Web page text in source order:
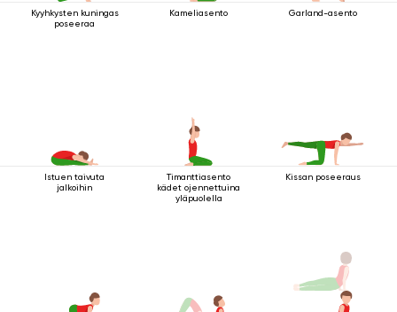
Kyyhkysten kuningas
poseeraa
Kameliasento Garland-asento
Istuen taivuta
jalkoihin
Timanttiasento
kädet ojennettuina
yläpuolella
Kissan poseeraus